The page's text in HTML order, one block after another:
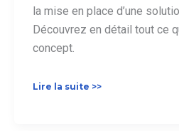
la mise en place d’une
Découvrez en détail tout ce
concept.
Qu’est-
Lire la suite >>